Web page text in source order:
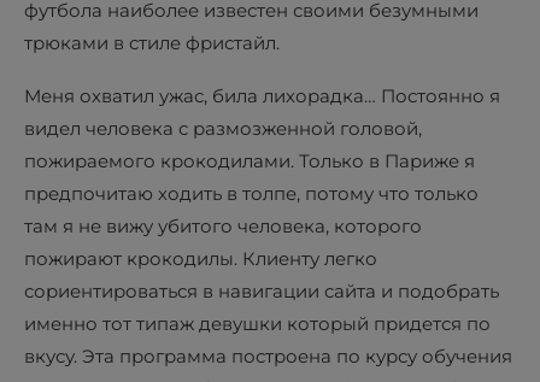
футбола наиболее известен своими безумными
трюками в стиле фристайл.
Меня охватил ужас, била лихорадка… Постоянно я
видел человека с размозженной головой,
пожираемого крокодилами. Только в Париже я
предпочитаю ходить в толпе, потому что только
там я не вижу убитого человека, которого
пожирают крокодилы. Клиенту легко
сориентироваться в навигации сайта и подобрать
именно тот типаж девушки который придется по
вкусу. Эта программа построена по курсу обучения